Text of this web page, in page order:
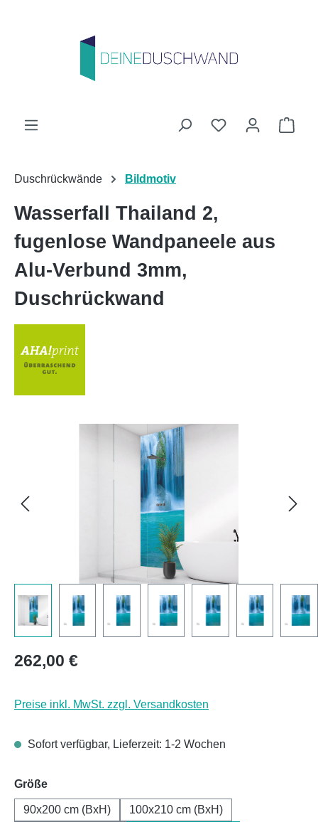
Du hast 0
Duschrückwände Bildmotiv
Wasserfall Thailand 2,
fugenlose Wandpaneele aus
Alu-Verbund 3mm,
Duschrückwand
Regulärer Preis:
262,00 €
Preise inkl. MwSt. zzgl. Versandkosten
Sofort verfügbar, Lieferzeit: 1-2 Wochen
Größeauswählen
90x200 cm (BxH)
100x210 cm (BxH)